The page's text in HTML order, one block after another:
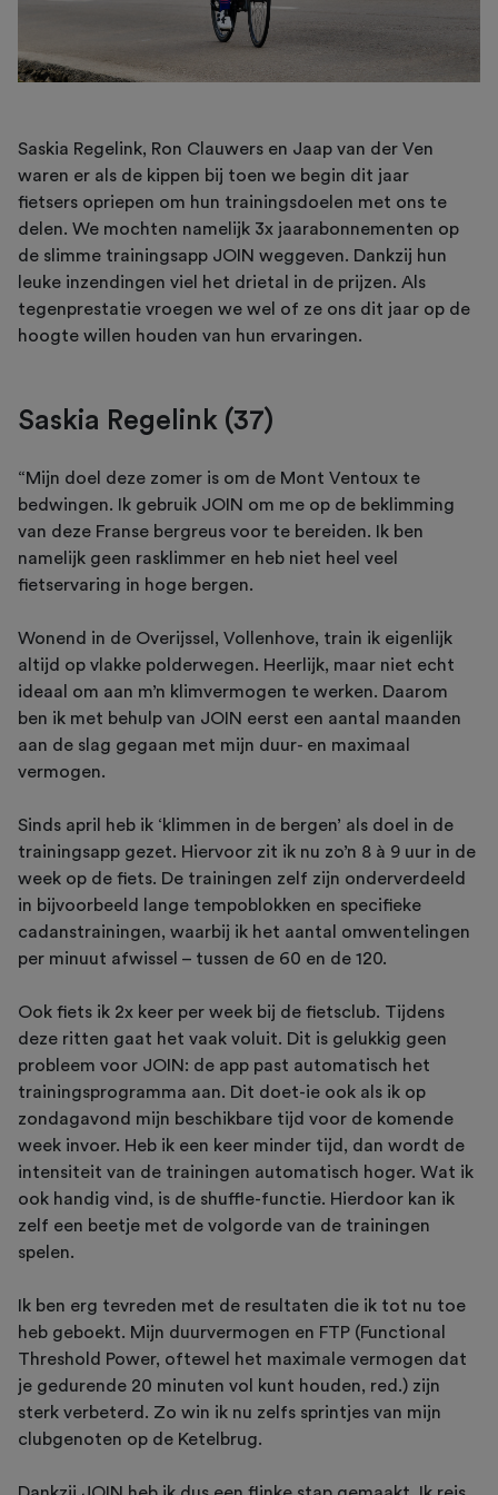
Saskia Regelink, Ron Clauwers en Jaap van der Ven
waren er als de kippen bij toen we begin dit jaar
fietsers opriepen om hun trainingsdoelen met ons te
delen. We mochten namelijk 3x jaarabonnementen op
de slimme trainingsapp JOIN weggeven. Dankzij hun
leuke inzendingen viel het drietal in de prijzen. Als
tegenprestatie vroegen we wel of ze ons dit jaar op de
hoogte willen houden van hun ervaringen.
Saskia Regelink (37)
“Mijn doel deze zomer is om de Mont Ventoux te
bedwingen. Ik gebruik JOIN om me op de beklimming
van deze Franse bergreus voor te bereiden. Ik ben
namelijk geen rasklimmer en heb niet heel veel
fietservaring in hoge bergen.
Wonend in de Overijssel, Vollenhove, train ik eigenlijk
altijd op vlakke polderwegen. Heerlijk, maar niet echt
ideaal om aan m’n klimvermogen te werken. Daarom
ben ik met behulp van JOIN eerst een aantal maanden
aan de slag gegaan met mijn duur- en maximaal
vermogen.
Sinds april heb ik ‘klimmen in de bergen’ als doel in de
trainingsapp gezet. Hiervoor zit ik nu zo’n 8 à 9 uur in de
week op de fiets. De trainingen zelf zijn onderverdeeld
in bijvoorbeeld lange tempoblokken en specifieke
cadanstrainingen, waarbij ik het aantal omwentelingen
per minuut afwissel – tussen de 60 en de 120.
Ook fiets ik 2x keer per week bij de fietsclub. Tijdens
deze ritten gaat het vaak voluit. Dit is gelukkig geen
probleem voor JOIN: de app past automatisch het
trainingsprogramma aan. Dit doet-ie ook als ik op
zondagavond mijn beschikbare tijd voor de komende
week invoer. Heb ik een keer minder tijd, dan wordt de
intensiteit van de trainingen automatisch hoger. Wat ik
ook handig vind, is de shuffle-functie. Hierdoor kan ik
zelf een beetje met de volgorde van de trainingen
spelen.
Ik ben erg tevreden met de resultaten die ik tot nu toe
heb geboekt. Mijn duurvermogen en FTP (Functional
Threshold Power, oftewel het maximale vermogen dat
je gedurende 20 minuten vol kunt houden, red.) zijn
sterk verbeterd. Zo win ik nu zelfs sprintjes van mijn
clubgenoten op de Ketelbrug.